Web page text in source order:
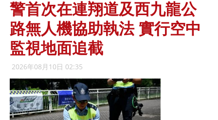
警首次在連翔道及西九龍公
路無人機協助執法 實行空中
監視地面追截
2026年08月10日 02:35